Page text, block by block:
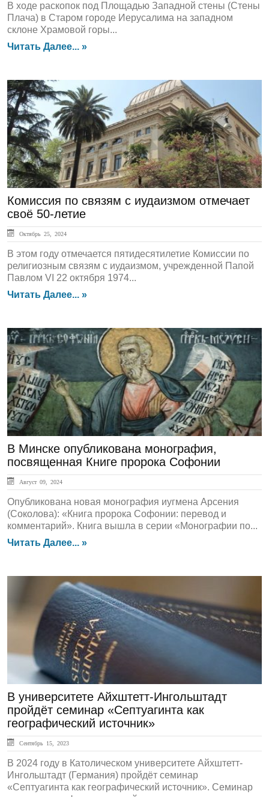
В ходе раскопок под Площадью Западной стены (Стены
Плача) в Старом городе Иерусалима на западном
склоне Храмовой горы...
Читать Далее... »
ЛЕНТА НОВОСТЕЙ
Комиссия по связям с иудаизмом отмечает
своё 50-летие
Октябрь 25, 2024
В этом году отмечается пятидесятилетие Комиссии по
религиозным связям с иудаизмом, учрежденной Папой
Павлом VI 22 октября 1974...
Читать Далее... »
ЛЕНТА НОВОСТЕЙ
В Минске опубликована монография,
посвященная Книге пророка Софонии
Август 09, 2024
Опубликована новая монография иугмена Арсения
(Соколова): «Книга пророка Софонии: перевод и
комментарий». Книга вышла в серии «Монографии по...
Читать Далее... »
ЛЕНТА НОВОСТЕЙ
В университете Айхштетт-Ингольштадт
пройдёт семинар «Септуагинта как
географический источник»
Сентябрь 15, 2023
В 2024 году в Католическом университете Айхштетт-
Ингольштадт (Германия) пройдёт семинар
«Септуагинта как географический источник». Семинар